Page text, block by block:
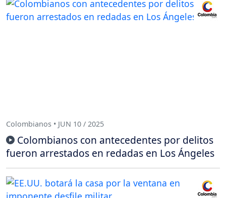
Colombianos • JUN 10 / 2025
Colombianos con antecedentes por delitos
fueron arrestados en redadas en Los Ángeles